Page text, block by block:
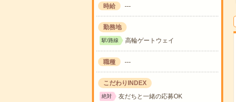
時給 ---
勤務地
駅/路線 高輪ゲートウェイ
職種 ---
こだわりINDEX
絶対 友だちと一緒の応募OK